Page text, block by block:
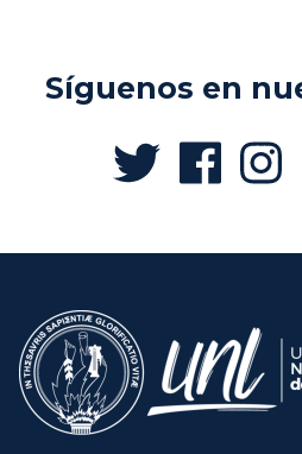
Síguenos en